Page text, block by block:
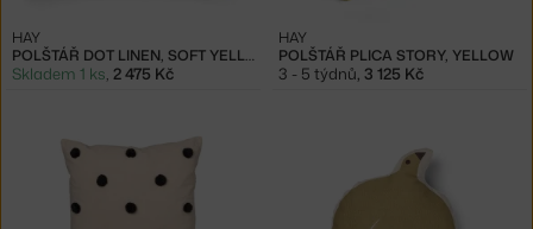
POLŠTÁŘ DOT LINEN, SOFT YELLOW
HAY
Skladem 1 ks, 2 475 Kč
POLŠTÁŘ PLICA STORY, YELLOW
HAY
3 - 5 týdnů, 3 125 Kč